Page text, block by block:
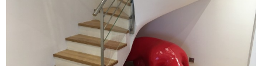
DÉCOUVRIR CE PROJET